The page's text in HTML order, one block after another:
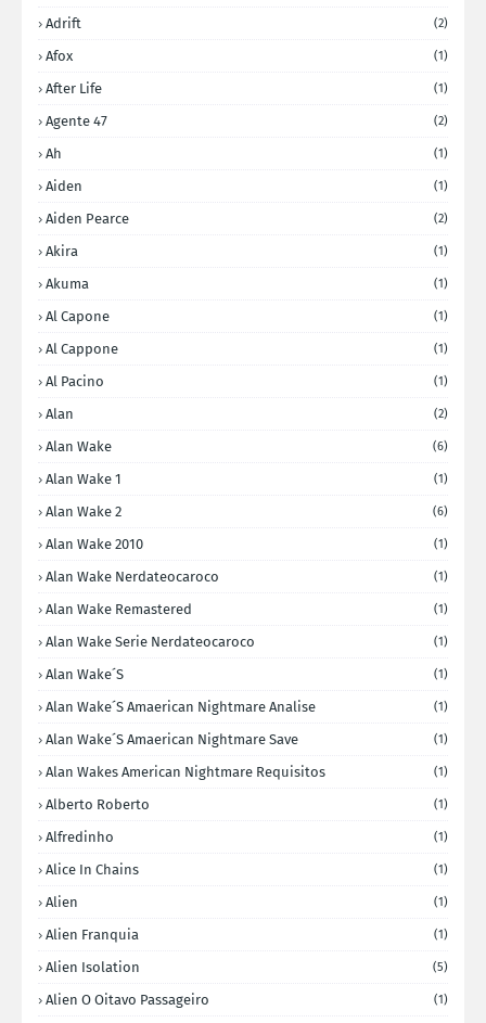
Adrift (2)
Afox (1)
After Life (1)
Agente 47 (2)
Ah (1)
Aiden (1)
Aiden Pearce (2)
Akira (1)
Akuma (1)
Al Capone (1)
Al Cappone (1)
Al Pacino (1)
Alan (2)
Alan Wake (6)
Alan Wake 1 (1)
Alan Wake 2 (6)
Alan Wake 2010 (1)
Alan Wake Nerdateocaroco (1)
Alan Wake Remastered (1)
Alan Wake Serie Nerdateocaroco (1)
Alan Wake´s (1)
Alan Wake´s Amaerican Nightmare Analise (1)
Alan Wake´s Amaerican Nightmare Save (1)
Alan Wakes American Nightmare Requisitos (1)
Alberto Roberto (1)
Alfredinho (1)
Alice In Chains (1)
Alien (1)
Alien Franquia (1)
Alien Isolation (5)
Alien O Oitavo Passageiro (1)